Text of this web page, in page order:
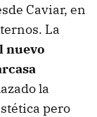
Caviar, en
La
nuevo
la
pero